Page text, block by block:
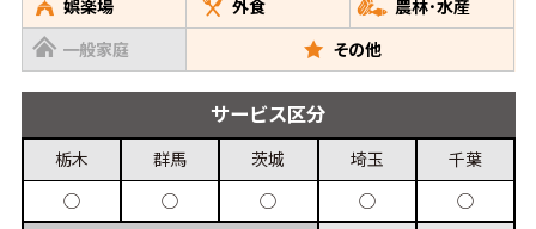
娯楽場
外食
農林･水産
一般家庭
その他
サービス区分
栃木
◯
群馬
◯
茨城
◯
埼玉
◯
千葉
◯